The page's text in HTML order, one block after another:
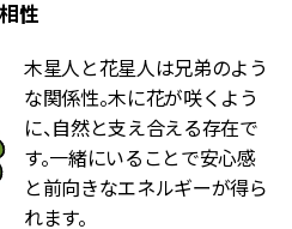
性
木星人と花星人は兄弟のよう
な関係性。木に花が咲くよう
に、自然と支え合える存在で
す。一緒にいることで安心感
と前向きなエネルギーが得ら
れます。